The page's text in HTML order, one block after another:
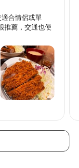
合情侶或單
推薦，交通也便